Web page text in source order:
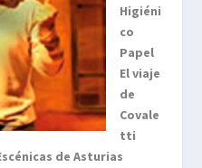
Higiéni
co
Papel
El viaje
de
Covale
tti
de Asturias